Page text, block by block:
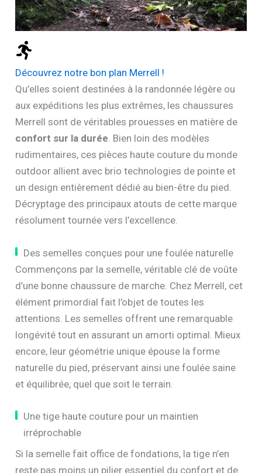
Découvrez notre bon plan Merrell !
Qu’elles soient destinées à la randonnée légère ou
aux expéditions les plus extrêmes, les chaussures
Merrell sont de véritables prouesses en matière de
confort sur la durée. Bien loin des modèles
rudimentaires, ces pièces haute couture du monde
outdoor allient avec brio technologies de pointe et
un design entièrement dédié au bien-être du pied.
Décryptage des principaux atouts de cette marque
résolument tournée vers l’excellence.
Des semelles conçues pour une foulée naturelle
Commençons par la semelle, véritable clé de voûte
d’une bonne chaussure de marche. Chez Merrell, cet
élément primordial fait l’objet de toutes les
attentions. Les semelles offrent une remarquable
longévité tout en assurant un amorti optimal. Mieux
encore, leur géométrie unique épouse la forme
naturelle du pied, préservant ainsi une foulée saine
et équilibrée, quel que soit le terrain.
Une tige haute couture pour un maintien
irréprochable
Si la semelle fait office de fondations, la tige n’en
reste pas moins un pilier essentiel du confort et de